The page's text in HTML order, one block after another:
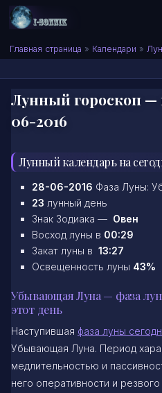
Skip to content
Сонник I-SONNIK.COM
Главная страница » Календари »
Лунный гороскоп —
06-2016
Лунный календарь на
28-06-2016 Фаза Луны:
23 лунный день
Знак Зодиака — Овен
Восход луны в 00:29
Закат луны в 13:27
Освещенность луны 43%
Убывающая Луна — фаза
этот день
Наступившая фаза луны
Убывающая Луна. Период
медлительностью и
него оперативности и